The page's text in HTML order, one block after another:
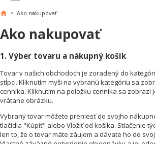
> Ako nakupovať
Ako nakupovať
1. Výber tovaru a nákupný košík
Tovar v našich obchodoch je zoradený do
stĺpci. Kliknutím myši na vybranú kategóriu sa
cenníka. Kliknutím na položku cenníka sa zobrazí
vrátane obrázku.
Vybraný tovar môžete preniesť do svojho
tlačidla "Kúpiť" alebo Vložiť od košíka. Stlačenie
len to, že o tovar máte záujem a dávate ho do